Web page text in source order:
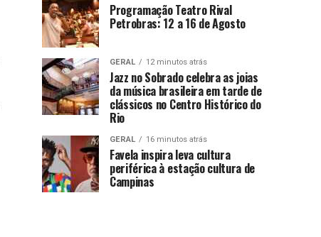
Programação Teatro Rival
Petrobras: 12 a 16 de Agosto
GERAL 12 minutos atrás
Jazz no Sobrado celebra as joias
da música brasileira em tarde de
clássicos no Centro Histórico do
Rio
GERAL 16 minutos atrás
Favela inspira leva cultura
periférica à estação cultura de
Campinas